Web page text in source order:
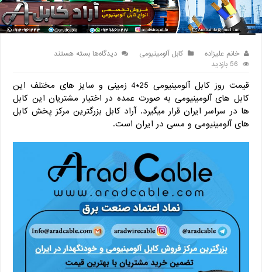
خانه / کابل / کابل آلومینیومی /
خانم علیزاده کابل آلومینیومی دیدگاه‌هابرای
بسته هستند
56 بازدید
قیمت روز کابل آلومینیومی 25*4 زمینی و سایز های مختلف این
کابل های آلومینیومی به صورت عمده در اختیار مشتریان این کابل
ها در سراسر ایران قرار میگیرد. آراد کابل بزرگترین مرکز پخش کابل
های آلومینیومی و مسی در ایران است.